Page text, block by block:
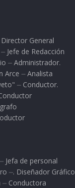
General
Jefe de Redacción
⏤ Administrador.
Arce ⏤ Analista
⏤ Conductor.
Jefa de personal
⏤. Diseñador Gráfico
⏤ Conductora